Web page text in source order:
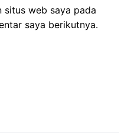
situs web saya pada
saya berikutnya.